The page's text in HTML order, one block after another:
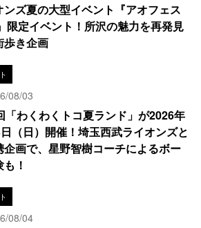
ンズ夏の大型イベント『アオフェス
限定イベント！所沢の魅力を再発見
歩き企画
08/03
「わくわくトコ夏ランド」が2026年
（日）開催！埼玉西武ライオンズと
企画で、星野智樹コーチによるボー
！
08/04